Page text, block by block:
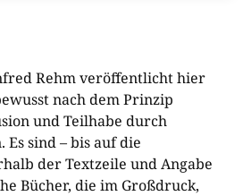
Rehm veröffentlicht hier
nach dem Prinzip
und Teilhabe durch
Es sind – bis auf die
der Textzeile und Angabe
Bücher, die im Großdruck,